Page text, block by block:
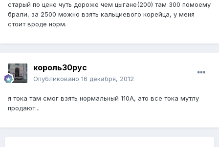
старый по цене чуть дороже чем цыгане(200) там 300 помоему
брали, за 2500 можно взять кальциевого корейца, у меня
стоит вроде норм.
король30рус
Опубликовано 16 декабря, 2012
я тока там смог взять нормальный 110А, ато все тока мутлу
продают...